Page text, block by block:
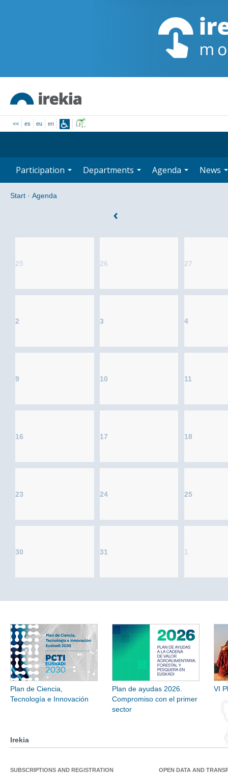
<< es eu en
Participation Departments Agenda News
Start · Agenda
25 26 27
2 3 4
9 10 11
16 17 18
23 24 25
30 31 1
Plan de Ciencia,
Tecnología e Innovación
Plan de ayudas 2026.
Compromiso con el primer
sector
VI
Irekia
SUBSCRIPTIONS AND REGISTRATION OPEN DATA AND